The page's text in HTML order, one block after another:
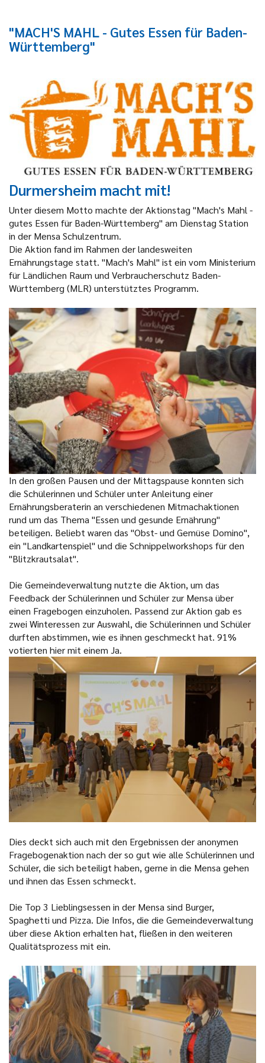
"MACH'S MAHL - Gutes Essen für Baden-
Württemberg"
Durmersheim macht mit!
Unter diesem Motto machte der Aktionstag "Mach's Mahl -
gutes Essen für Baden-Württemberg" am Dienstag Station
in der Mensa Schulzentrum.
Die Aktion fand im Rahmen der landesweiten
Ernährungstage statt. "Mach's Mahl" ist ein vom Ministerium
für Ländlichen Raum und Verbraucherschutz Baden-
Württemberg (MLR) unterstütztes Programm.
In den großen Pausen und der Mittagspause konnten sich
die Schülerinnen und Schüler unter Anleitung einer
Ernährungsberaterin an verschiedenen Mitmachaktionen
rund um das Thema "Essen und gesunde Ernährung"
beteiligen. Beliebt waren das "Obst- und Gemüse Domino",
ein "Landkartenspiel" und die Schnippelworkshops für den
"Blitzkrautsalat".
Die Gemeindeverwaltung nutzte die Aktion, um das
Feedback der Schülerinnen und Schüler zur Mensa über
einen Fragebogen einzuholen. Passend zur Aktion gab es
zwei Winteressen zur Auswahl, die Schülerinnen und Schüler
durften abstimmen, wie es ihnen geschmeckt hat. 91%
votierten hier mit einem Ja.
Dies deckt sich auch mit den Ergebnissen der anonymen
Fragebogenaktion nach der so gut wie alle Schülerinnen und
Schüler, die sich beteiligt haben, gerne in die Mensa gehen
und ihnen das Essen schmeckt.
Die Top 3 Lieblingsessen in der Mensa sind Burger,
Spaghetti und Pizza. Die Infos, die die Gemeindeverwaltung
über diese Aktion erhalten hat, fließen in den weiteren
Qualitätsprozess mit ein.